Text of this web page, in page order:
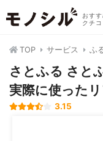
おす
クチ
TOP サービス ふ
さとふる さと
実際に使った
3.15